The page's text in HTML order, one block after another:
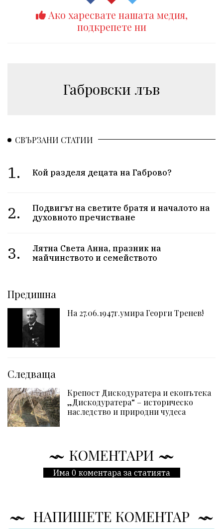
Ако харесвате нашата медия,
подкрепете ни
Габровски лъв
СВЪРЗАНИ СТАТИИ
1. Кой разделя децата на Габрово?
2.
Подвигът на светите братя и началото на
духовното пречистване
3.
Лятна Света Анна, празник на
майчинството и семейството
Предишна
На 27.06.1947г.умира Георги Тренев!
Следваща
Крепост Дискодуратера и екопътека
„Дискодуратера“ – историческо
наследство и природни чудеса
КОМЕНТАРИ
Има 0 коментара за статията
НАПИШЕТЕ КОМЕНТАР